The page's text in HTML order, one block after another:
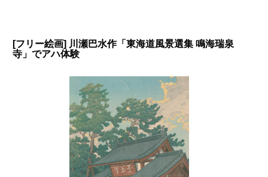
[フリー絵画] 川瀬巴水作「東海道風景選集 鳴海瑞泉
寺」でアハ体験